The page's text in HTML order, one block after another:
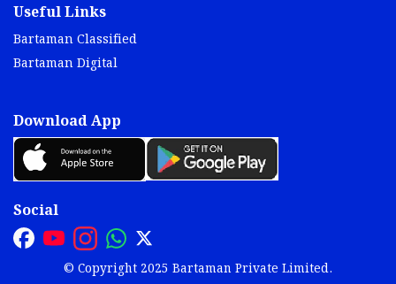
Useful Links
Bartaman Classified
Bartaman Digital
Download App
Social
© Copyright 2025 Bartaman Private Limited.